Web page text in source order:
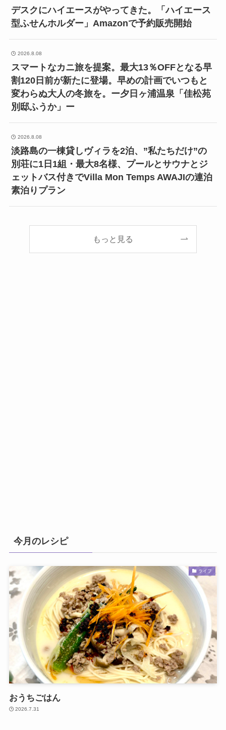
デスクにハイエースがやってきた。「ハイエース
型ふせんホルダー」Amazonで予約販売開始
2026.8.08
スマートなカニ旅を提案。最大13％OFFとなる早
割120日前が新たに登場。早めの計画でいつもと
変わらぬ大人の冬旅を。ー夕日ヶ浦温泉「佳松苑
別邸ふうか」ー
2026.8.08
淡路島の一棟貸しヴィラを2泊、”私たちだけ”の
別荘に1日1組・最大8名様、プールとサウナとジ
ェットバス付きでVilla Mon Temps AWAJIの連泊
素泊りプラン
もっと見る
今月のレシピ
ライフ
おうちごはん
2026.7.31